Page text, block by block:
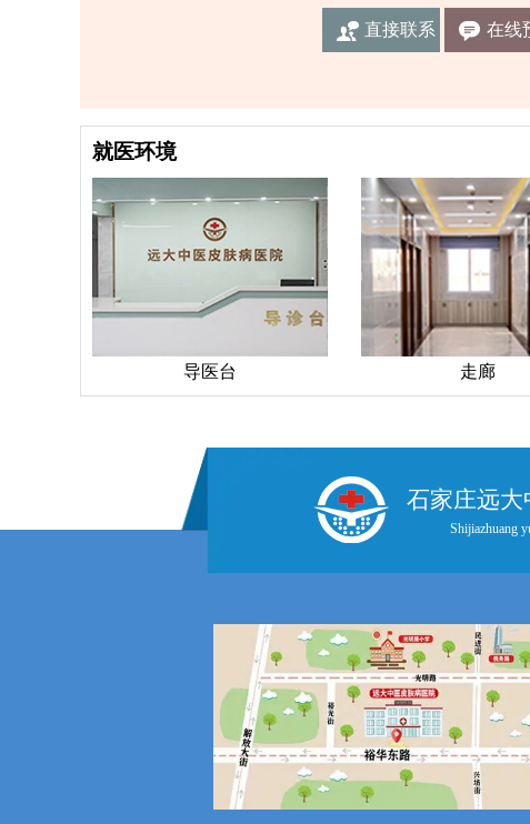
直接联系 在线
就医环境
导医台 走廊
石家庄远
Shijiazhuang